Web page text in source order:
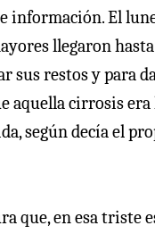
información. El
llegaron
sus restos y para
aquella cirrosis era
según decía el
que, en esa triste